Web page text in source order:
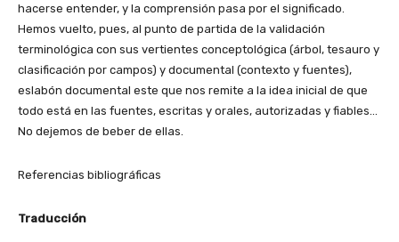
hacerse entender, y la comprensión pasa por el significado.
Hemos vuelto, pues, al punto de partida de la validación
terminológica con sus vertientes conceptológica (árbol, tesauro y
clasificación por campos) y documental (contexto y fuentes),
eslabón documental este que nos remite a la idea inicial de que
todo está en las fuentes, escritas y orales, autorizadas y fiables…
No dejemos de beber de ellas.
Referencias bibliográficas
Traducción